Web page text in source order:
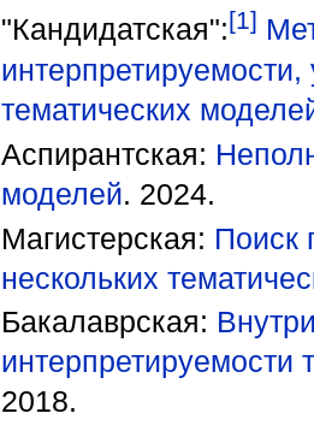
"Кандидатская":[1]
тематических
Аспирантская:
моделей. 2024.
Магистерская: Поиск
нескольких
Бакалаврская:
интерпретируемости
2018.